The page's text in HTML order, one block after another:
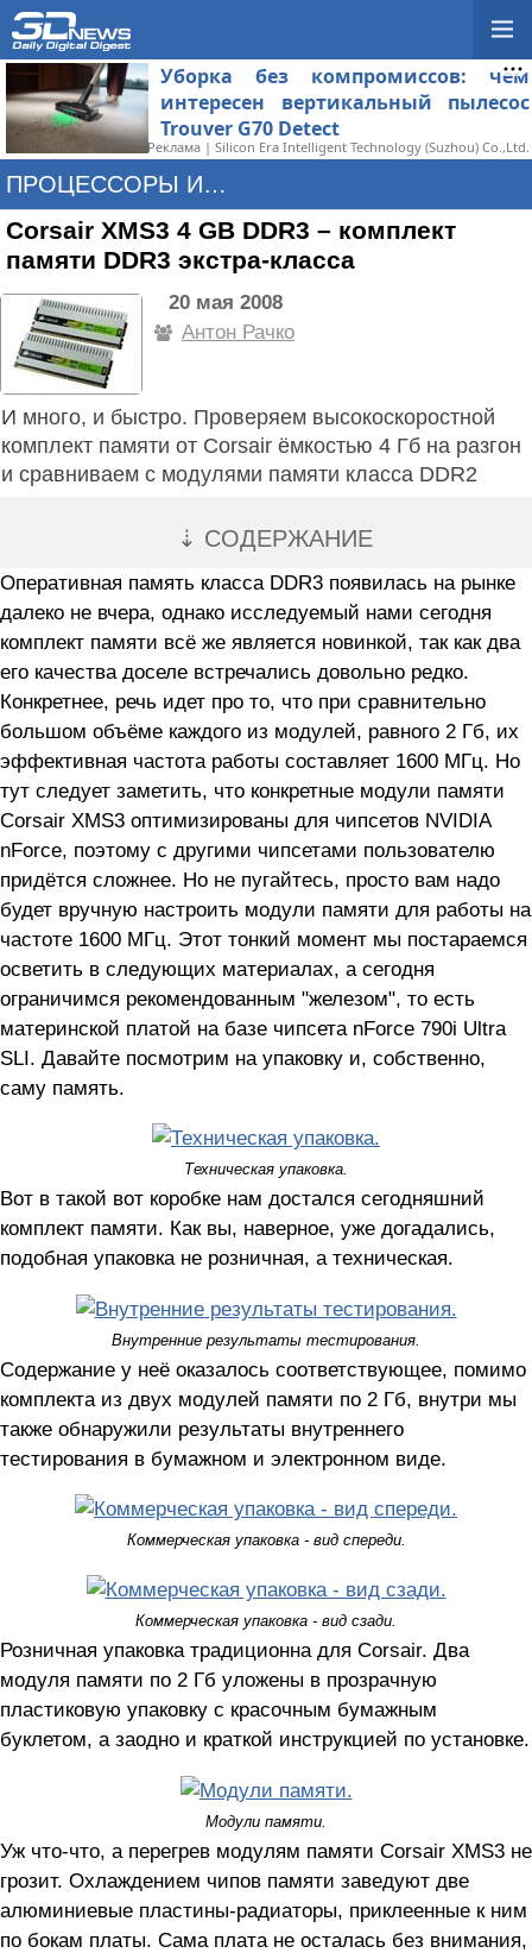
Уборка без компромиссов: чем
интересен вертикальный пылесос
Trouver G70 Detect
Реклама | Silicon Era Intelligent Technology (Suzhou) Co.,Ltd.
ПРОЦЕССОРЫ И ПАМЯТЬ
Corsair XMS3 4 GB DDR3 – комплект
памяти DDR3 экстра-класса
20 мая 2008
Антон Рачко
И много, и быстро. Проверяем высокоскоростной
комплект памяти от Corsair ёмкостью 4 Гб на разгон
и сравниваем с модулями памяти класса DDR2
⇣ СОДЕРЖАНИЕ
Оперативная память класса DDR3 появилась на рынке
далеко не вчера, однако исследуемый нами сегодня
комплект памяти всё же является новинкой, так как два
его качества доселе встречались довольно редко.
Конкретнее, речь идет про то, что при сравнительно
большом объёме каждого из модулей, равного 2 Гб, их
эффективная частота работы составляет 1600 МГц. Но
тут следует заметить, что конкретные модули памяти
Corsair XMS3 оптимизированы для чипсетов NVIDIA
nForce, поэтому с другими чипсетами пользователю
придётся сложнее. Но не пугайтесь, просто вам надо
будет вручную настроить модули памяти для работы на
частоте 1600 МГц. Этот тонкий момент мы постараемся
осветить в следующих материалах, а сегодня
ограничимся рекомендованным "железом", то есть
материнской платой на базе чипсета nForce 790i Ultra
SLI. Давайте посмотрим на упаковку и, собственно,
саму память.
Техническая упаковка.
Вот в такой вот коробке нам достался сегодняшний
комплект памяти. Как вы, наверное, уже догадались,
подобная упаковка не розничная, а техническая.
Внутренние результаты тестирования.
Содержание у неё оказалось соответствующее, помимо
комплекта из двух модулей памяти по 2 Гб, внутри мы
также обнаружили результаты внутреннего
тестирования в бумажном и электронном виде.
Коммерческая упаковка - вид спереди.
Коммерческая упаковка - вид сзади.
Розничная упаковка традиционна для Corsair. Два
модуля памяти по 2 Гб уложены в прозрачную
пластиковую упаковку с красочным бумажным
буклетом, а заодно и краткой инструкцией по установке.
Модули памяти.
Уж что-что, а перегрев модулям памяти Corsair XMS3 не
грозит. Охлаждением чипов памяти заведуют две
алюминиевые пластины-радиаторы, приклеенные к ним
по бокам платы. Сама плата не осталась без внимания,